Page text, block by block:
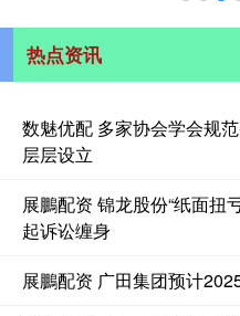
热点资讯
数魅优配 多家协会学会规
层层设立
展鵬配资 锦龙股份“纸面扭
起诉讼缠身
展鵬配资 广田集团预计